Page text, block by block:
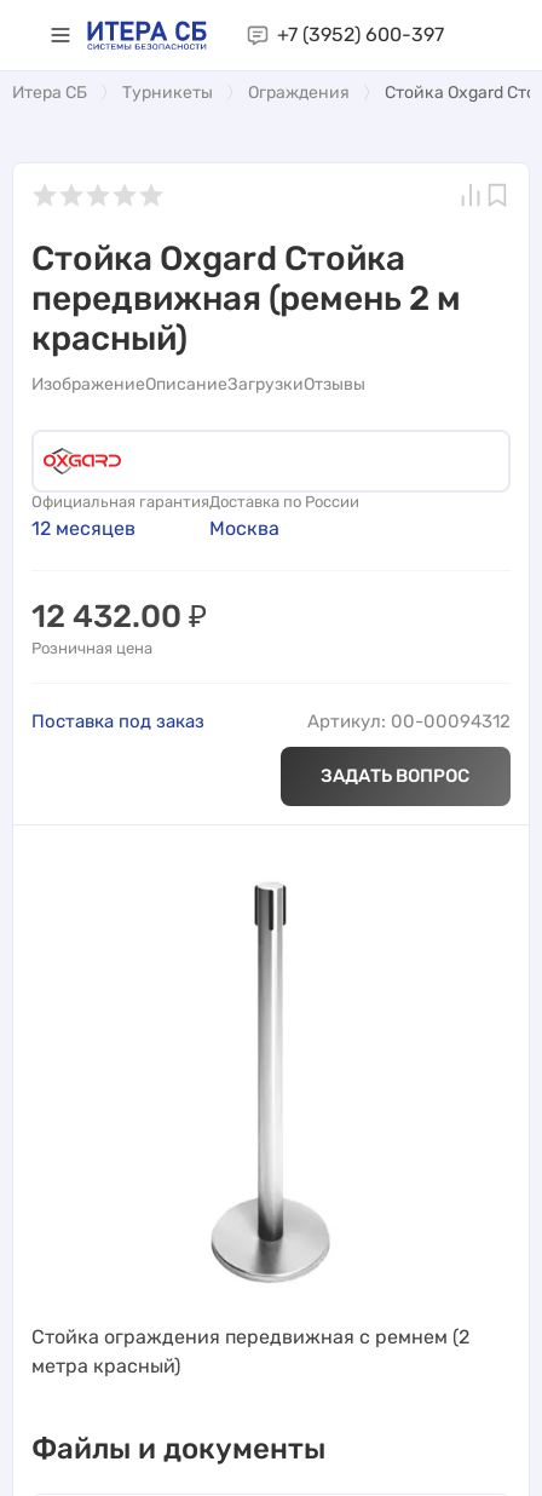
+7 (3952) 600-397
Итера СБ Турникеты Ограждения Стойка Oxgard
Стойка Oxgard Стойка
передвижная (ремень 2 м
красный)
ИзображениеОписаниеЗагрузкиОтзывы
Официальная гарантия
12 месяцев
Доставка по России
Москва
12 432.00 ₽
Розничная цена
Поставка под заказ Артикул: 00-00094312
ЗАДАТЬ ВОПРОС
Стойка ограждения передвижная с ремнем (2
метра красный)
Файлы и документы